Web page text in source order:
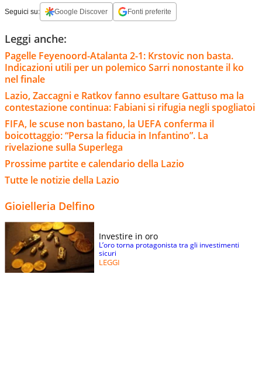
Seguici su: Google Discover Fonti preferite
Leggi anche:
Pagelle Feyenoord-Atalanta 2-1: Krstovic non basta.
Indicazioni utili per un polemico Sarri nonostante il ko
nel finale
Lazio, Zaccagni e Ratkov fanno esultare Gattuso ma la
contestazione continua: Fabiani si rifugia negli spogliatoi
FIFA, le scuse non bastano, la UEFA conferma il
boicottaggio: “Persa la fiducia in Infantino”. La
rivelazione sulla Superlega
Prossime partite e calendario della Lazio
Tutte le notizie della Lazio
Gioielleria Delfino
Investire in oro
L’oro torna protagonista tra gli investimenti
sicuri
LEGGI